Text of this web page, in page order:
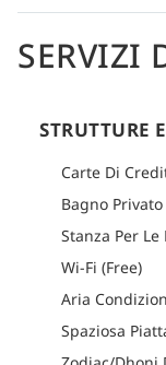
SERVIZI
STRUTTURE
Carte Di
Bagno Privato
Stanza Per
Wi-Fi (Free)
Aria
Spaziosa